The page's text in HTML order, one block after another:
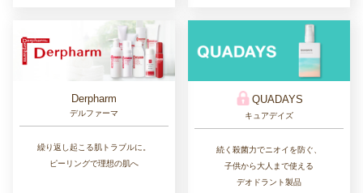
Derpharm
デルファーマ
繰り返し起こる肌トラブルに。
ピーリングで理想の肌へ
QUADAYS
キュアデイズ
続く殺菌力でニオイを防ぐ、
子供から大人まで使える
デオドラント製品